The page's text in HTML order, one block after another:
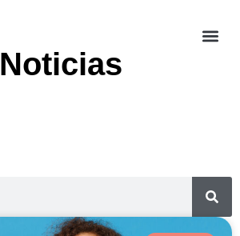
Noticias